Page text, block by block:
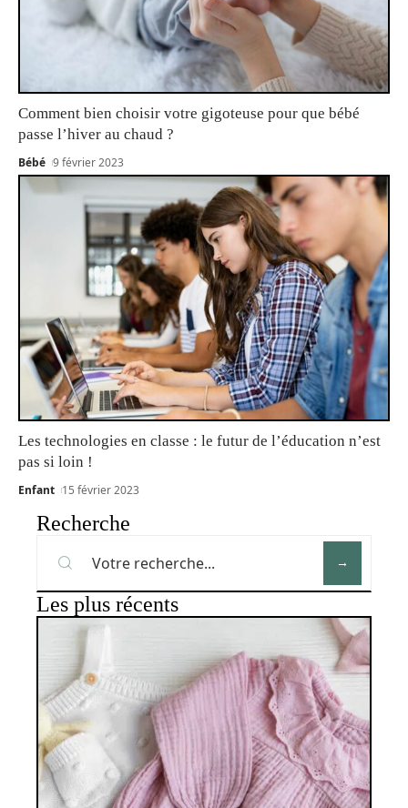
Comment bien choisir votre gigoteuse pour que bébé
passe l’hiver au chaud ?
Bébé 9 février 2023
Les technologies en classe : le futur de l’éducation n’est
pas si loin !
Enfant 15 février 2023
Recherche
Les plus récents